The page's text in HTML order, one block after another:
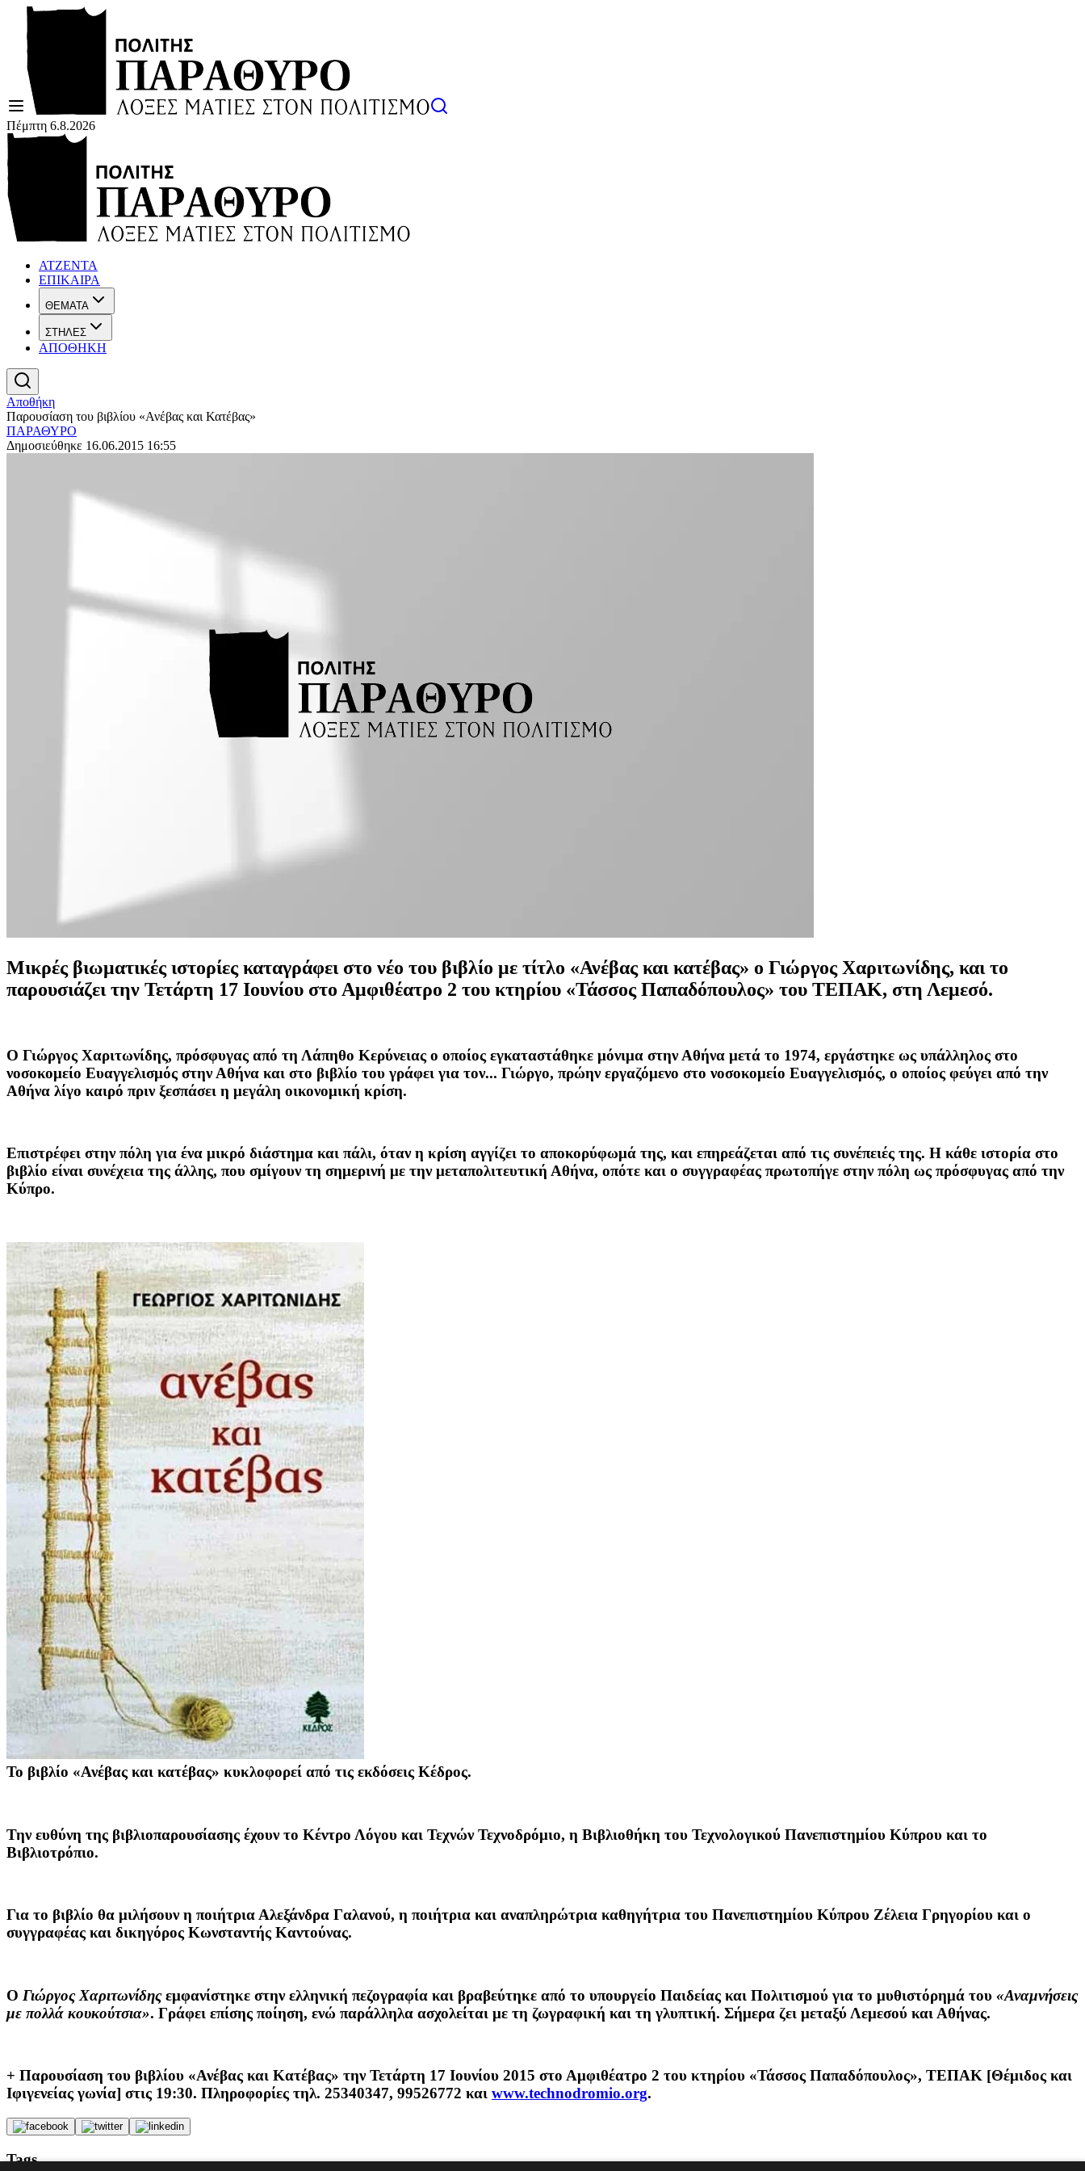
Πέμπτη 6.8.2026
ΑΤΖΕΝΤΑ
ΕΠΙΚΑΙΡΑ
ΘΕΜΑΤΑ
ΣΤΗΛΕΣ
ΑΠΟΘΗΚΗ
Αποθήκη
Παρουσίαση του βιβλίου «Ανέβας και Κατέβας»
ΠΑΡΑΘΥΡΟ
Δημοσιεύθηκε 16.06.2015 16:55
Μικρές βιωματικές ιστορίες καταγράφει στο νέο του βιβλίο με τίτλο «Ανέβας και κατέβας» ο Γιώργος Χαριτωνίδης, και το
παρουσιάζει την Τετάρτη 17 Ιουνίου στο Αμφιθέατρο 2 του κτηρίου «Τάσσος Παπαδόπουλος» του ΤΕΠΑΚ, στη Λεμεσό.
Ο Γιώργος Χαριτωνίδης, πρόσφυγας από τη Λάπηθο Κερύνειας ο οποίος εγκαταστάθηκε μόνιμα στην Αθήνα μετά το 1974, εργάστηκε ως υπάλληλος στο
νοσοκομείο Ευαγγελισμός στην Αθήνα και στο βιβλίο του γράφει για τον... Γιώργο, πρώην εργαζόμενο στο νοσοκομείο Ευαγγελισμός, ο οποίος φεύγει από την
Αθήνα λίγο καιρό πριν ξεσπάσει η μεγάλη οικονομική κρίση.
Επιστρέφει στην πόλη για ένα μικρό διάστημα και πάλι, όταν η κρίση αγγίζει το αποκορύφωμά της, και επηρεάζεται από τις συνέπειές της. Η κάθε ιστορία στο
βιβλίο είναι συνέχεια της άλλης, που σμίγουν τη σημερινή με την μεταπολιτευτική Αθήνα, οπότε και ο συγγραφέας πρωτοπήγε στην πόλη ως πρόσφυγας από την
Κύπρο.
Το βιβλίο «Ανέβας και κατέβας» κυκλοφορεί από τις εκδόσεις Κέδρος.
Την ευθύνη της βιβλιοπαρουσίασης έχουν το Κέντρο Λόγου και Τεχνών Τεχνοδρόμιο, η Βιβλιοθήκη του Τεχνολογικού Πανεπιστημίου Κύπρου και το
Βιβλιοτρόπιο.
Για το βιβλίο θα μιλήσουν η ποιήτριαΑλεξάνδρα Γαλανού, η ποιήτρια και αναπληρώτρια καθηγήτρια του Πανεπιστημίου Κύπρου Ζέλεια Γρηγορίου και ο
συγγραφέας και δικηγόρος Κωνσταντής Καντούνας.
Ο Γιώργος Χαριτωνίδηςεμφανίστηκε στην ελληνική πεζογραφία και βραβεύτηκε από το υπουργείο Παιδείας και Πολιτισμού για το μυθιστόρημά του «Αναμνήσεις
με πολλά κουκούτσια». Γράφει επίσης ποίηση, ενώ παράλληλα ασχολείται με τη ζωγραφική και τη γλυπτική. Σήμερα ζει μεταξύ Λεμεσού και Αθήνας.
+ Παρουσίαση του βιβλίου «Ανέβας και Κατέβας» την Τετάρτη 17 Ιουνίου 2015 στο Αμφιθέατρο 2 του κτηρίου «Τάσσος Παπαδόπουλος», ΤΕΠΑΚ [Θέμιδος και
Ιφιγενείας γωνία] στις 19:30. Πληροφορίες τηλ. 25340347, 99526772 και www.technodromio.org.
Tags